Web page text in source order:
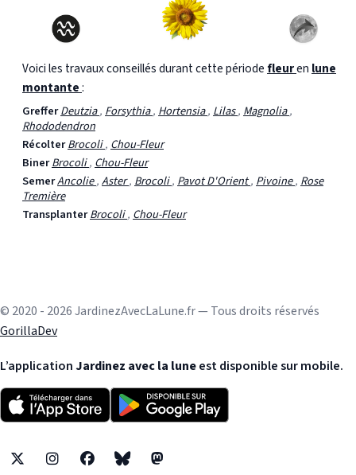
Voici les travaux conseillés durant cette période fleuren lune
montante:
GrefferDeutzia,Forsythia,Hortensia,Lilas,Magnolia,
Rhododendron
RécolterBrocoli,Chou-Fleur
BinerBrocoli,Chou-Fleur
SemerAncolie,Aster,Brocoli,Pavot D'Orient,Pivoine,Rose
Tremière
TransplanterBrocoli,Chou-Fleur
© 2020 - 2026 JardinezAvecLaLune.fr — Tous droits réservés
GorillaDev
L’application Jardinez avec la luneest disponible sur mobile.
X InstagramFacebookBlueskyMastodon